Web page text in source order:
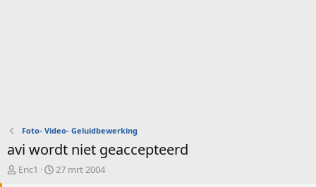
Foto- Video- Geluidbewerking
avi wordt niet geaccepteerd
O
Eric1
S
27 mrt 2004